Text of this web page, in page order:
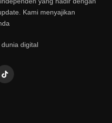
Kami menyajikan
digital
TikTok